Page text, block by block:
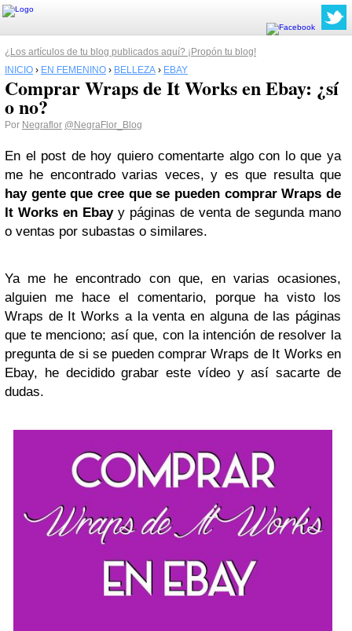
¿Los artículos de tu blog publicados aquí? ¡Propón tu blog!
INICIO › EN FEMENINO › BELLEZA › EBAY
Comprar Wraps de It Works en Ebay: ¿sí
o no?
Por Negraflor @NegraFlor_Blog
En el post de hoy quiero comentarte algo con lo que ya
me he encontrado varias veces, y es que resulta que
hay gente que cree que se pueden comprar Wraps de
It Works en Ebayy páginas de venta de segunda mano
o ventas por subastas o similares.
Ya me he encontrado con que, en varias ocasiones,
alguien me hace el comentario, porque ha visto los
Wraps de It Works a la venta en alguna de las páginas
que te menciono; así que, con la intención de resolver la
pregunta de si se pueden comprar Wraps de It Works en
Ebay, he decidido grabar este vídeo y así sacarte de
dudas.